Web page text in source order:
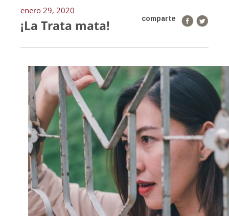
enero 29, 2020
comparte
¡La Trata mata!